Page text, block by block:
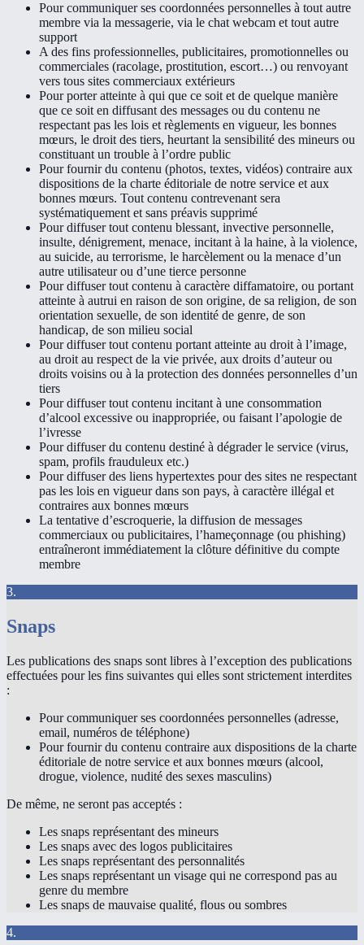
Pour communiquer ses coordonnées personnelles à tout autre
membre via la messagerie, via le chat webcam et tout autre
support
A des fins professionnelles, publicitaires, promotionnelles ou
commerciales (racolage, prostitution, escort…) ou renvoyant
vers tous sites commerciaux extérieurs
Pour porter atteinte à qui que ce soit et de quelque manière
que ce soit en diffusant des messages ou du contenu ne
respectant pas les lois et règlements en vigueur, les bonnes
mœurs, le droit des tiers, heurtant la sensibilité des mineurs ou
constituant un trouble à l’ordre public
Pour fournir du contenu (photos, textes, vidéos) contraire aux
dispositions de la charte éditoriale de notre service et aux
bonnes mœurs. Tout contenu contrevenant sera
systématiquement et sans préavis supprimé
Pour diffuser tout contenu blessant, invective personnelle,
insulte, dénigrement, menace, incitant à la haine, à la violence,
au suicide, au terrorisme, le harcèlement ou la menace d’un
autre utilisateur ou d’une tierce personne
Pour diffuser tout contenu à caractère diffamatoire, ou portant
atteinte à autrui en raison de son origine, de sa religion, de son
orientation sexuelle, de son identité de genre, de son
handicap, de son milieu social
Pour diffuser tout contenu portant atteinte au droit à l’image,
au droit au respect de la vie privée, aux droits d’auteur ou
droits voisins ou à la protection des données personnelles d’un
tiers
Pour diffuser tout contenu incitant à une consommation
d’alcool excessive ou inappropriée, ou faisant l’apologie de
l’ivresse
Pour diffuser du contenu destiné à dégrader le service (virus,
spam, profils frauduleux etc.)
Pour diffuser des liens hypertextes pour des sites ne respectant
pas les lois en vigueur dans son pays, à caractère illégal et
contraires aux bonnes mœurs
La tentative d’escroquerie, la diffusion de messages
commerciaux ou publicitaires, l’hameçonnage (ou phishing)
entraîneront immédiatement la clôture définitive du compte
membre
3.
Snaps
Les publications des snaps sont libres à l’exception des publications
effectuées pour les fins suivantes qui elles sont strictement interdites
:
Pour communiquer ses coordonnées personnelles (adresse,
email, numéros de téléphone)
Pour fournir du contenu contraire aux dispositions de la charte
éditoriale de notre service et aux bonnes mœurs (alcool,
drogue, violence, nudité des sexes masculins)
De même, ne seront pas acceptés :
Les snaps représentant des mineurs
Les snaps avec des logos publicitaires
Les snaps représentant des personnalités
Les snaps représentant un visage qui ne correspond pas au
genre du membre
Les snaps de mauvaise qualité, flous ou sombres
4.